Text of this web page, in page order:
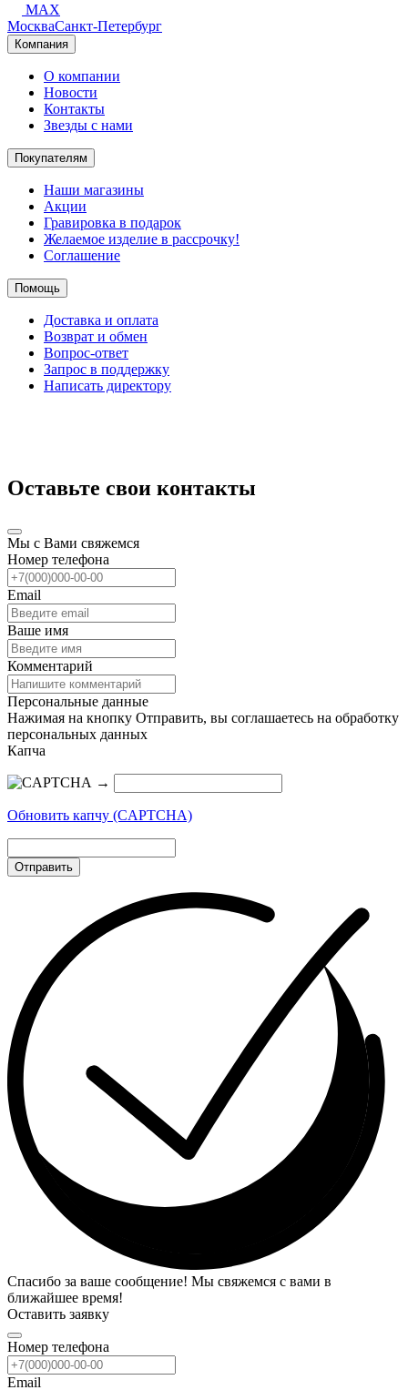
MAX
МоскваСанкт-Петербург
Компания
О компании
Новости
Контакты
Звезды с нами
Покупателям
Наши магазины
Акции
Гравировка в подарок
Желаемое изделие в рассрочку!
Соглашение
Помощь
Доставка и оплата
Возврат и обмен
Вопрос-ответ
Запрос в поддержку
Написать директору
Оставьте свои контакты
Мы с Вами свяжемся
Номер телефона
Email
Ваше имя
Комментарий
Персональные данные
Нажимая на кнопку Отправить, вы соглашаетесь на обработку
персональных данных
Капча
→
Обновить капчу (CAPTCHA)
Отправить
Спасибо за ваше сообщение! Мы свяжемся с вами в
ближайшее время!
Оставить заявку
Номер телефона
Email